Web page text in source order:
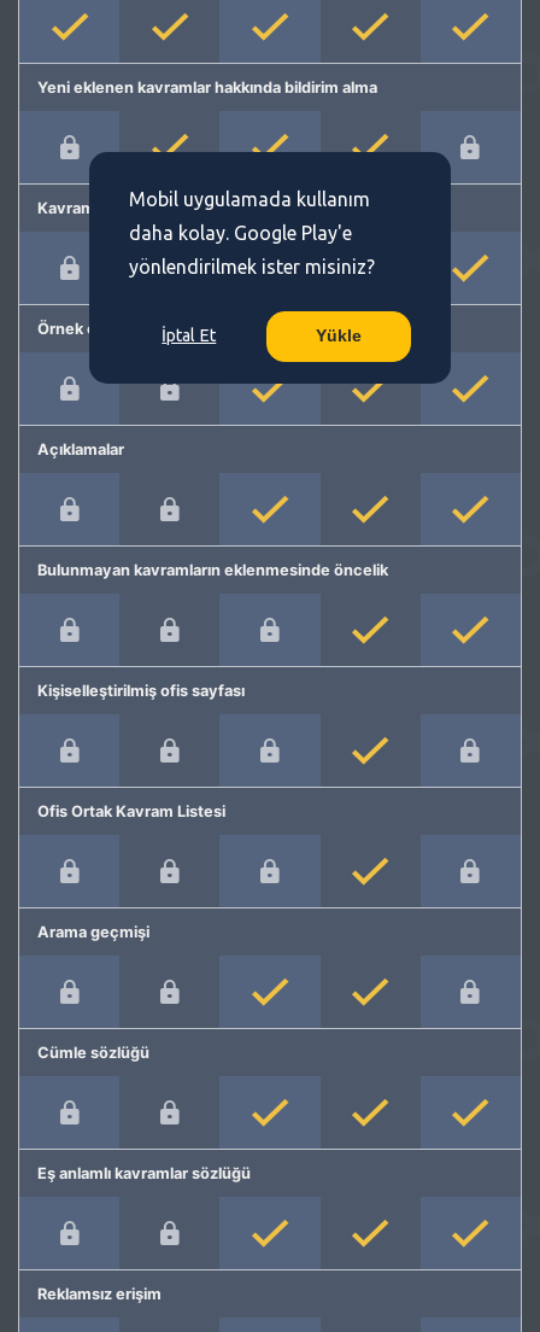
Yeni eklenen kavramlar hakkında bildirim alma
Kavram önerme
Örnek cümleler
Açıklamalar
Bulunmayan kavramların eklenmesinde öncelik
Kişiselleştirilmiş ofis sayfası
Ofis Ortak Kavram Listesi
Arama geçmişi
Cümle sözlüğü
Eş anlamlı kavramlar sözlüğü
Reklamsız erişim
Mobil uygulamada kullanım
daha kolay. Google Play'e
yönlendirilmek ister misiniz?
İptal Et Yükle